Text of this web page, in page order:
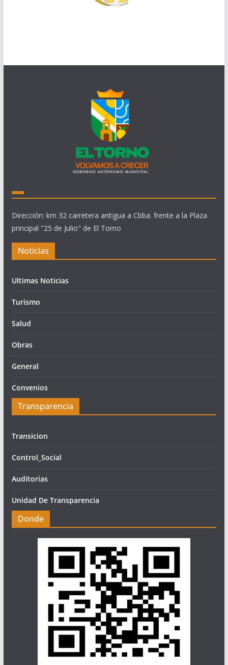
Dirección: km 32 carretera antigua a Cbba. frente a la Plaza
principal "25 de Julio" de El Torno
Noticias
Ultimas Noticias
Turismo
Salud
Obras
General
Convenios
Transparencia
Transicion
Control_Social
Auditorias
Unidad De Transparencia
Donde